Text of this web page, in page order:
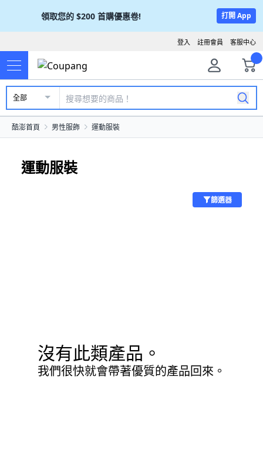
領取您的 $200 首購優惠卷! 打開 App
客服中心
註冊會員
登入
全部
酷澎首頁 男性服飾 運動服裝
運動服裝
篩選器
沒有此類產品。
我們很快就會帶著優質的產品回來。